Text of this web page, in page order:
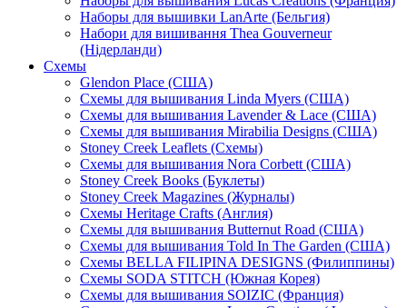
Наборы для вышивки LanArte (Бельгия)
Набори для вишивання Thea Gouverneur
(Нідерланди)
Схемы
Glendon Place (США)
Схемы для вышивания Linda Myers (США)
Схемы для вышивания Lavender & Lace (США)
Схемы для вышивания Mirabilia Designs (США)
Stoney Creek Leaflets (Схемы)
Схемы для вышивания Nora Corbett (США)
Stoney Creek Books (Буклеты)
Stoney Creek Magazines (Журналы)
Схемы Heritage Crafts (Англия)
Схемы для вышивания Butternut Road (США)
Схемы для вышивания Told In The Garden (США)
Схемы BELLA FILIPINA DESIGNS (Филиппины)
Схемы SODA STITCH (Южная Корея)
Схемы для вышивания SOIZIC (Франция)